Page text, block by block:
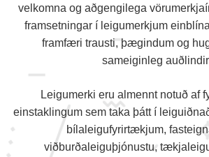
velkomna og aðgengilega
framsetningar í leigumerkjum
framfæri trausti, þægindum og
sameiginleg
Leigumerki eru almennt notuð af
einstaklingum sem taka þátt í
bílaleigufyrirtækjum,
viðburðaleiguþjónustu,